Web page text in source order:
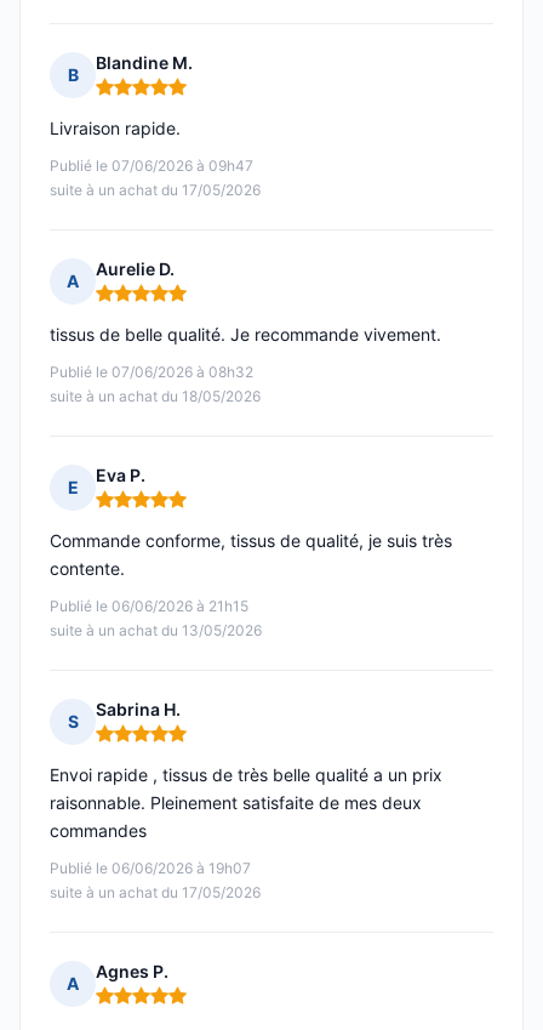
B
Blandine M.
Note : 5 sur 5
Publié le 07/06/2026 à 09h47
suite à un achat du 17/05/2026
Livraison rapide.
A
Aurelie D.
Note : 5 sur 5
Publié le 07/06/2026 à 08h32
suite à un achat du 18/05/2026
tissus de belle qualité. Je recommande vivement.
E
Eva P.
Note : 5 sur 5
Publié le 06/06/2026 à 21h15
suite à un achat du 13/05/2026
Commande conforme, tissus de qualité, je suis très
contente.
S
Sabrina H.
Note : 5 sur 5
Publié le 06/06/2026 à 19h07
suite à un achat du 17/05/2026
Envoi rapide , tissus de très belle qualité a un prix
raisonnable. Pleinement satisfaite de mes deux
commandes
A
Agnes P.
Note : 5 sur 5